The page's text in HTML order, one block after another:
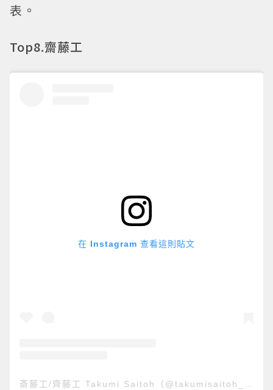
表。
Top8.齋藤工
在 Instagram 查看這則貼文
斎藤工/齊藤工 Takumi Saitoh（@takumisaitoh_official）分享的貼文